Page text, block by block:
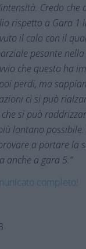
Credo
rispetto a Gara 1
il calo con il
pesante
che questo ha
perdi, ma
ci si può
si può
lontano
a portare la
anche a gara 5.”
completo!